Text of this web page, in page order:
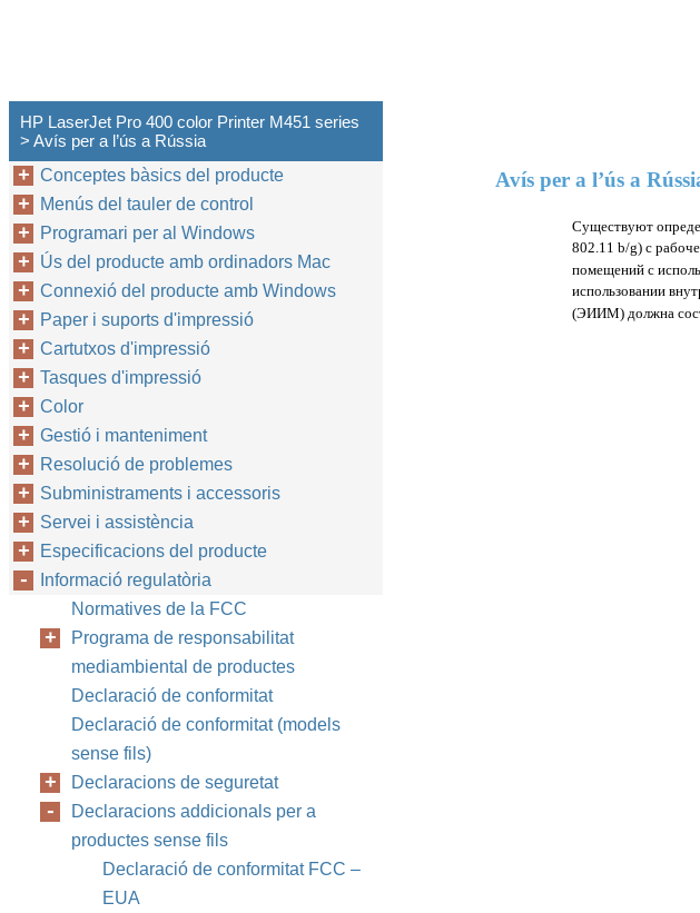
Avís per a l’ús a
Существуют
802.11 b/g) с
помещений с
использовании
(ЭИИМ) должна
HP LaserJet Pro 400 color Printer M451 series
> Avís per a l’ús a Rússia
Conceptes bàsics del producte
Menús del tauler de control
Programari per al Windows
Ús del producte amb ordinadors Mac
Connexió del producte amb Windows
Paper i suports d'impressió
Cartutxos d'impressió
Tasques d'impressió
Color
Gestió i manteniment
Resolució de problemes
Subministraments i accessoris
Servei i assistència
Especificacions del producte
Informació regulatòria
Normatives de la FCC
Programa de responsabilitat
mediambiental de productes
Declaració de conformitat
Declaració de conformitat (models
sense fils)
Declaracions de seguretat
Declaracions addicionals per a
productes sense fils
Declaració de conformitat FCC –
EUA